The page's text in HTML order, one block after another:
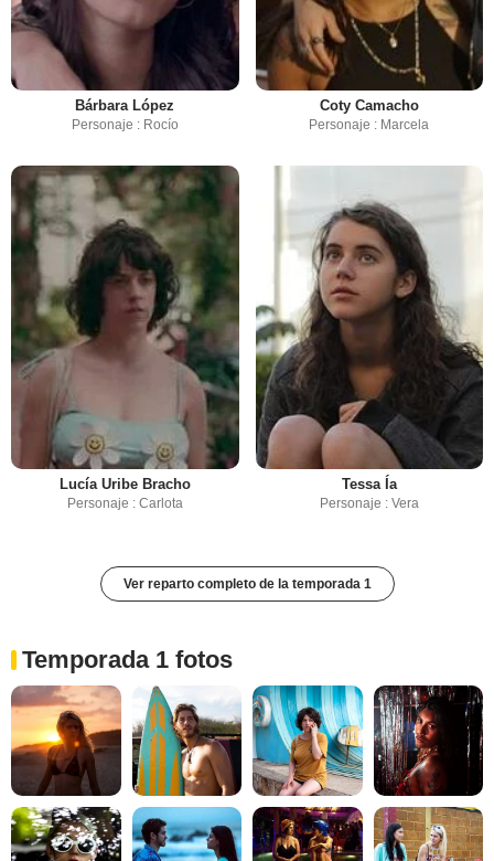
Bárbara López
Personaje : Rocío
Coty Camacho
Personaje : Marcela
Lucía Uribe Bracho
Personaje : Carlota
Tessa Ía
Personaje : Vera
Ver reparto completo de la temporada 1
Temporada 1 fotos